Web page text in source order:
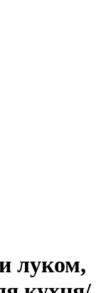
луком,